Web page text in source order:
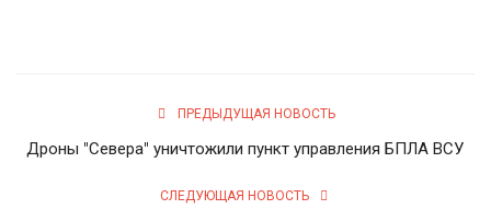
ПРЕДЫДУЩАЯ НОВОСТЬ
Дроны "Севера" уничтожили пункт управления БПЛА ВСУ
СЛЕДУЮЩАЯ НОВОСТЬ